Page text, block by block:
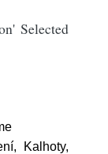
Selected
Kalhoty,